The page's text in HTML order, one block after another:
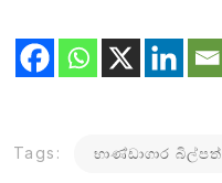
Tags: භාණ්ඩාගාර බිල්පත්